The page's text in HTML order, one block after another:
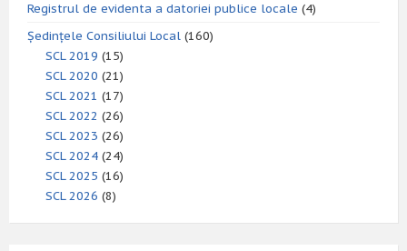
Registrul de evidenta a datoriei publice locale (4)
Ședințele Consiliului Local (160)
SCL 2019 (15)
SCL 2020 (21)
SCL 2021 (17)
SCL 2022 (26)
SCL 2023 (26)
SCL 2024 (24)
SCL 2025 (16)
SCL 2026 (8)